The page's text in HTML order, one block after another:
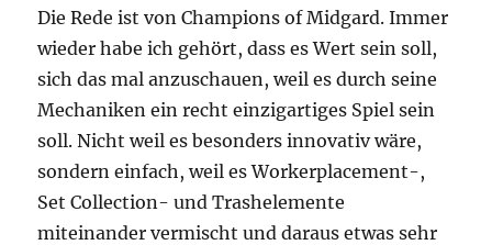
Die Rede ist von Champions of Midgard. Immer
wieder habe ich gehört, dass es Wert sein soll,
sich das mal anzuschauen, weil es durch seine
Mechaniken ein recht einzigartiges Spiel sein
soll. Nicht weil es besonders innovativ wäre,
sondern einfach, weil es Workerplacement-,
Set Collection- und Trashelemente
miteinander vermischt und daraus etwas sehr